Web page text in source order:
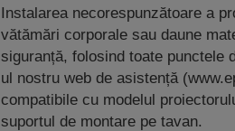
Instalarea necorespunzătoare a
vătămări corporale sau daune
siguranță, folosind toate punctele
ul nostru web de asistență
compatibile cu modelul
suportul de montare pe tavan.